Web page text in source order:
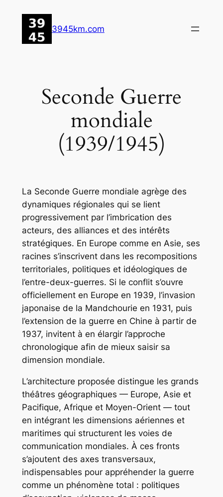
contenu
3945km.com
Seconde Guerre
mondiale
(1939/1945)
La Seconde Guerre mondiale agrège des
dynamiques régionales qui se lient
progressivement par l’imbrication des
acteurs, des alliances et des intérêts
stratégiques. En Europe comme en Asie, ses
racines s’inscrivent dans les recompositions
territoriales, politiques et idéologiques de
l’entre-deux-guerres. Si le conflit s’ouvre
officiellement en Europe en 1939, l’invasion
japonaise de la Mandchourie en 1931, puis
l’extension de la guerre en Chine à partir de
1937, invitent à en élargir l’approche
chronologique afin de mieux saisir sa
dimension mondiale.
L’architecture proposée distingue les grands
théâtres géographiques — Europe, Asie et
Pacifique, Afrique et Moyen-Orient — tout
en intégrant les dimensions aériennes et
maritimes qui structurent les voies de
communication mondiales. À ces fronts
s’ajoutent des axes transversaux,
indispensables pour appréhender la guerre
comme un phénomène total : politiques